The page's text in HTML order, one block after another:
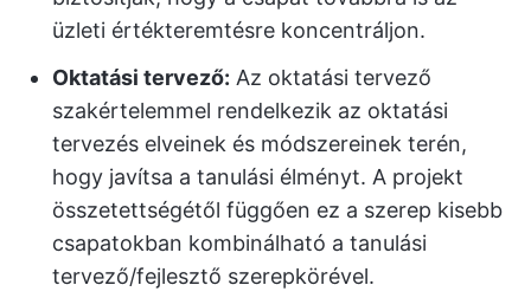
üzleti értékteremtésre koncentráljon.
Oktatási tervező: Az oktatási tervező
szakértelemmel rendelkezik az oktatási
tervezés elveinek és módszereinek terén,
hogy javítsa a tanulási élményt. A projekt
összetettségétől függően ez a szerep kisebb
csapatokban kombinálható a tanulási
tervező/fejlesztő szerepkörével.